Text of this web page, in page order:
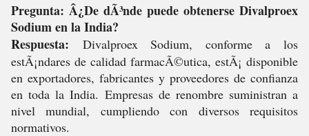
Pregunta: Â¿De dÃ³nde puede obtenerse Divalproex
Sodium en la India?
Respuesta: Divalproex Sodium, conforme a los
estÃ¡ndares de calidad farmacÃ©utica, estÃ¡ disponible
en exportadores, fabricantes y proveedores de confianza
en toda la India. Empresas de renombre suministran a
nivel mundial, cumpliendo con diversos requisitos
normativos.